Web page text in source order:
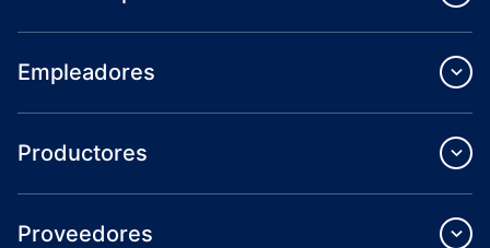
Empleadores
Productores
Proveedores